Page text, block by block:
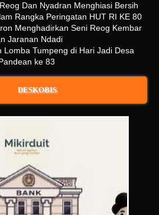
Dan Nyadran Menghiasi Bersih
Rangka Peringatan HUT RI KE 80
Menghadirkan Seni Reog Kembar
Jaranan Ndadi
Lomba Tumpeng di Hari Jadi Desa
ke 83
DESKOBIS